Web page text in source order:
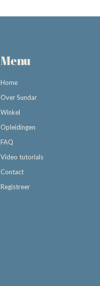
Menu
Home
Over Sundar
Winkel
Opleidingen
FAQ
Video tutorials
Contact
Registreer